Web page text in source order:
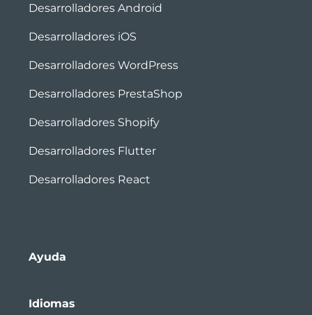
Desarrolladores Android
Desarrolladores iOS
Desarrolladores WordPress
Desarrolladores PrestaShop
Desarrolladores Shopify
Desarrolladores Flutter
Desarrolladores React
Ayuda
Idiomas